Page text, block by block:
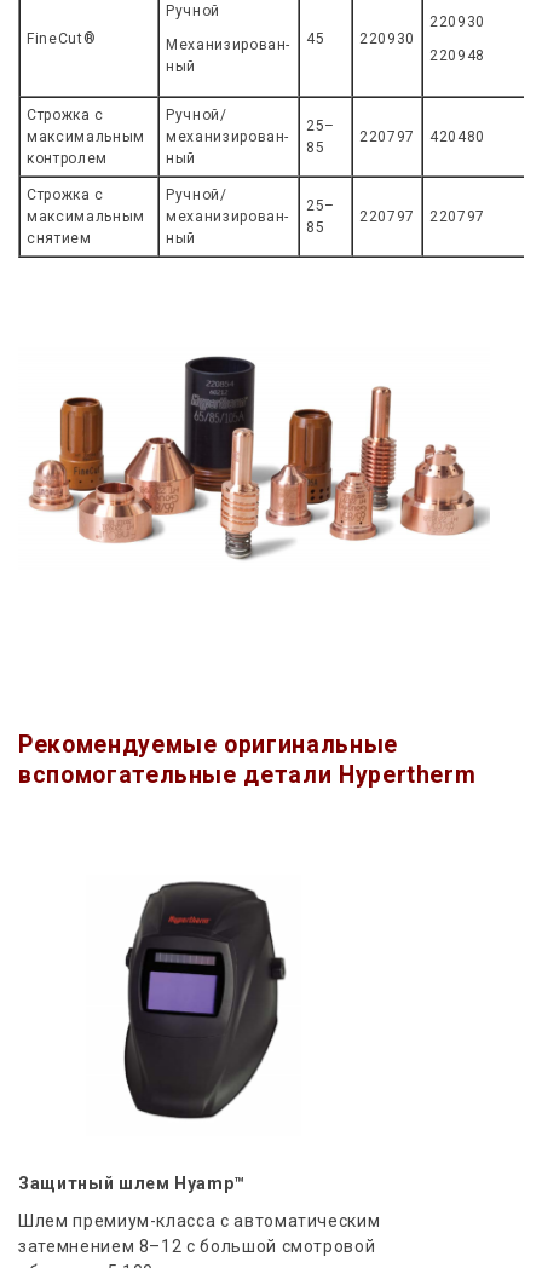
FineCut®
Ручной
Механизирован-
ный
45 220930
220930
220948
Строжка с
максимальным
контролем
Ручной/
механизирован-
ный
25–
85
220797 420480
Строжка с
максимальным
снятием
Ручной/
механизирован-
ный
25–
85
220797 220797
Рекомендуемые оригинальные
вспомогательные детали Hypertherm
Защитный шлем Hyamp™
Шлем премиум-класса с автоматическим
затемнением 8–12 с большой смотровой